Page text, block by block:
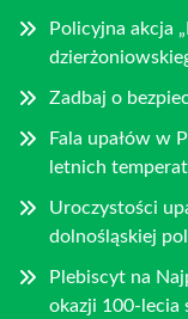
Policyjna akcja
Zadbaj o
Fala upałów w
letnich
Uroczystości
dolnośląskiej
Plebiscyt na
okazji 100-lecia